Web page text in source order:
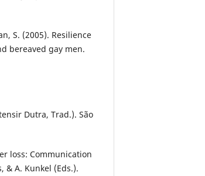
S. (2005). Resilience
bereaved gay men.
Dutra, Trad.). São
loss: Communication
& A. Kunkel (Eds.).